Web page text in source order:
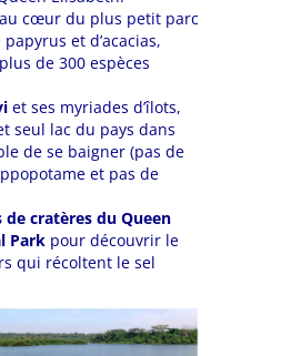
cœur du plus petit parc
et d’acacias,
de 300 espèces
et ses myriades d’îlots,
seul lac du pays dans
de se baigner (pas de
et pas de
de cratères du Queen
Park pour découvrir le
qui récoltent le sel